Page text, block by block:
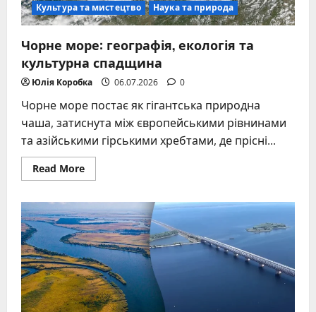
Культура та мистецтво Наука та природа
Чорне море: географія, екологія та
культурна спадщина
Юлія Коробка 06.07.2026 0
Чорне море постає як гігантська природна
чаша, затиснута між європейськими рівнинами
та азійськими гірськими хребтами, де прісні...
Read MoreRead
more
море:
географія,
екологія
та
культурна
спадщина